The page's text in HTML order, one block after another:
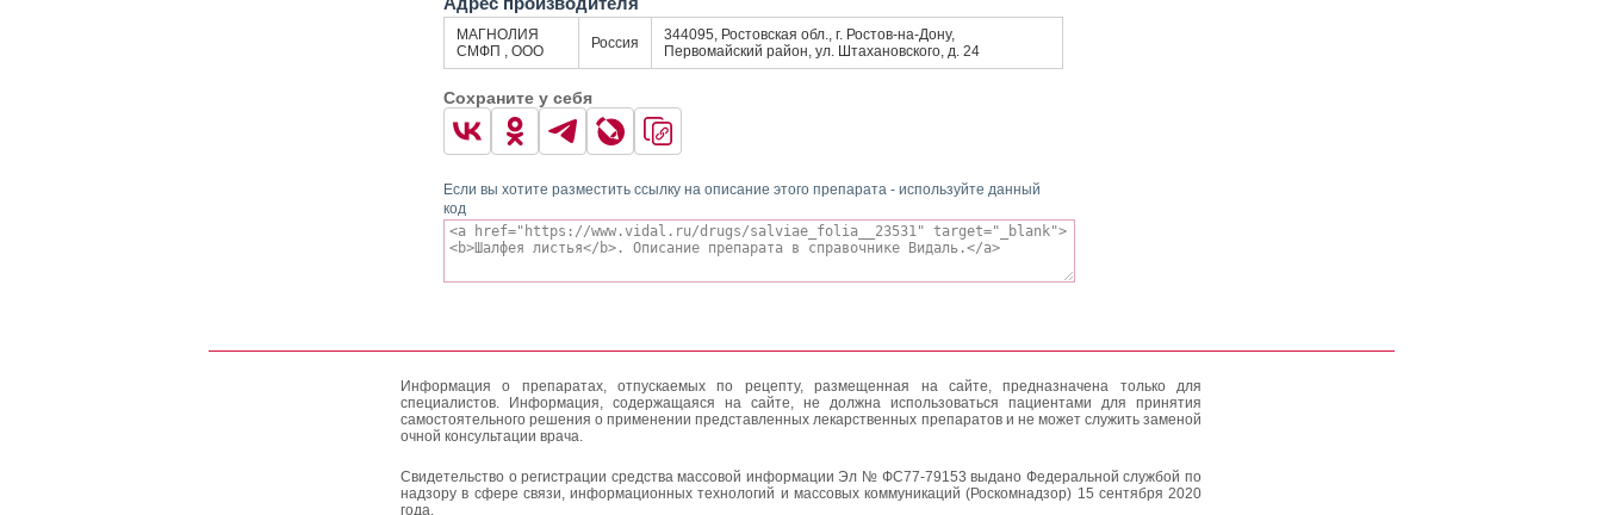
МАГНОЛИЯ
СМФП , ООО
Россия
344095, Ростовская обл., г. Ростов-на-Дону,
Первомайский район, ул. Штахановского, д. 24
Сохраните у себя
Если вы хотите разместить ссылку на описание этого препарата - используйте данный
код
Информация о препаратах, отпускаемых по рецепту, размещенная на сайте, предназначена только для
специалистов. Информация, содержащаяся на сайте, не должна использоваться пациентами для принятия
самостоятельного решения о применении представленных лекарственных препаратов и не может служить заменой
очной консультации врача.
Свидетельство о регистрации средства массовой информации Эл № ФС77-79153 выдано Федеральной службой по
надзору в сфере связи, информационных технологий и массовых коммуникаций (Роскомнадзор) 15 сентября 2020
года.